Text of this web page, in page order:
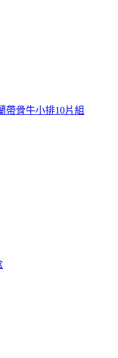
帶骨牛小排10片組